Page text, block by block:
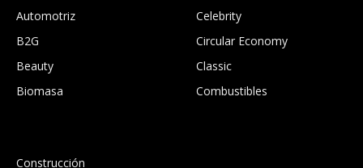
Automotriz
B2G
Beauty
Biomasa
Celebrity
Circular Economy
Classic
Combustibles
Construcción